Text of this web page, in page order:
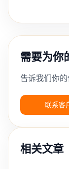
需要为你
告诉我们你
联系客
相关文章